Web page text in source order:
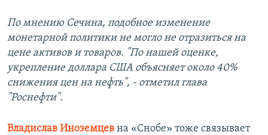
По мнению Сечина, подобное изменение
монетарной политики не могло не отразиться на
цене активов и товаров. "По нашей оценке,
укрепление доллара США объясняет около 40%
снижения цен на нефть", - отметил глава
"Роснефти".
Владислав Иноземцев на «Снобе» тоже связывает